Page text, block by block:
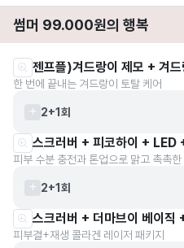
썸머 99.000원의 행복
젠프플)겨드랑이 제모 + 겨드
한 번에 끝내는 겨드랑이 토탈 케어
2+1회
스크러버 + 피코하이 + LED
피부 수분 충전과 톤업으로 맑고 촉촉한
2+1회
스크러버 + 더마브이 베이직
피부결+재생 콜라겐 레이저 패키지